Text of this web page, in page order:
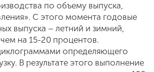
по объему выпуска,
С этого момента годовые
выпуска – летний и зимний,
на 15-20 процентов.
определяющего
В результате этого выполнение